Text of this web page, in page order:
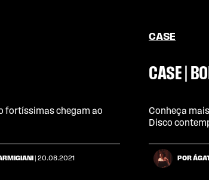
fortíssimas chegam ao
| 20.08.2021
CASE
CASE |
Conheça
Disco
POR